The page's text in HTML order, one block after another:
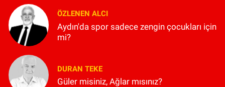
ÖZLENEN ALCI
Aydın'da spor sadece zengin çocukları için
mi?
DURAN TEKE
Güler misiniz, Ağlar mısınız?